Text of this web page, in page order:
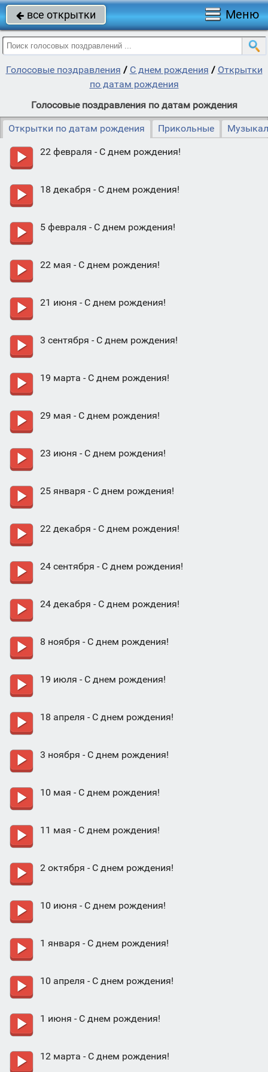
 все открытки Меню
Голосовые поздравления / С днем рождения / Открытки
по датам рождения
Голосовые поздравления по датам рождения
Открытки по датам рождения Прикольные
22 февраля - С днем рождения!
18 декабря - С днем рождения!
5 февраля - С днем рождения!
22 мая - С днем рождения!
21 июня - С днем рождения!
3 сентября - С днем рождения!
19 марта - С днем рождения!
29 мая - С днем рождения!
23 июня - С днем рождения!
25 января - С днем рождения!
22 декабря - С днем рождения!
24 сентября - С днем рождения!
24 декабря - С днем рождения!
8 ноября - С днем рождения!
19 июля - С днем рождения!
18 апреля - С днем рождения!
3 ноября - С днем рождения!
10 мая - С днем рождения!
11 мая - С днем рождения!
2 октября - С днем рождения!
10 июня - С днем рождения!
1 января - С днем рождения!
10 апреля - С днем рождения!
1 июня - С днем рождения!
12 марта - С днем рождения!